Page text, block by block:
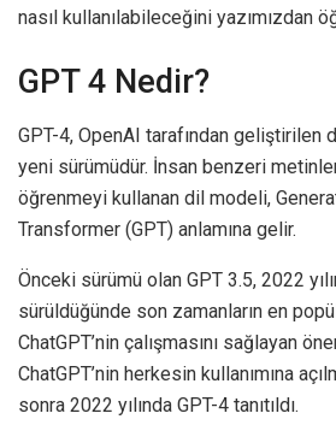
nasıl kullanılabileceğini yazımızdan
GPT 4 Nedir?
GPT-4, OpenAI tarafından geliştirilen
yeni sürümüdür. İnsan benzeri
öğrenmeyi kullanan dil modeli,
Transformer (GPT) anlamına gelir.
Önceki sürümü olan GPT 3.5, 2022
sürüldüğünde son zamanların en
ChatGPT’nin çalışmasını sağlayan
ChatGPT’nin herkesin kullanımına
sonra 2022 yılında GPT-4 tanıtıldı.